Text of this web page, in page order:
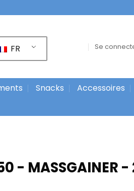
FR Se
Snacks Accessoires
- MASSGAINER